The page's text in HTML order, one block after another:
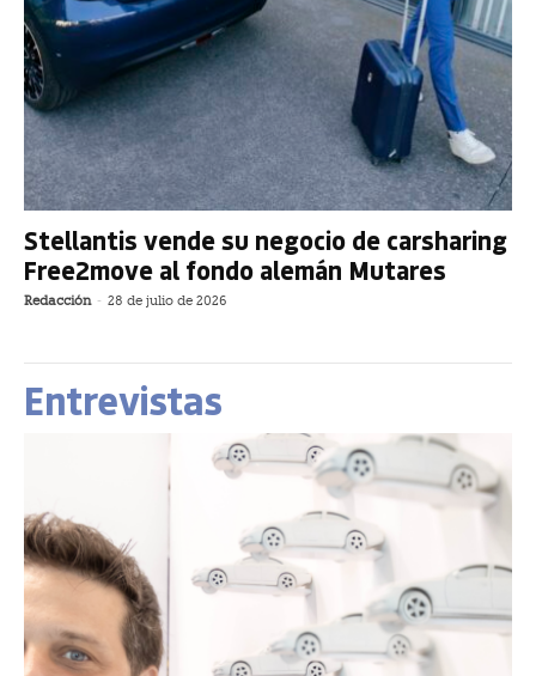
Stellantis vende su negocio de carsharing
Free2move al fondo alemán Mutares
Redacción - 28 de julio de 2026
Entrevistas